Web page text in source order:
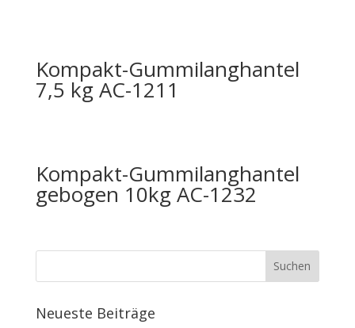
Kompakt-Gummilanghantel
7,5 kg AC-1211
Kompakt-Gummilanghantel
gebogen 10kg AC-1232
Neueste Beiträge